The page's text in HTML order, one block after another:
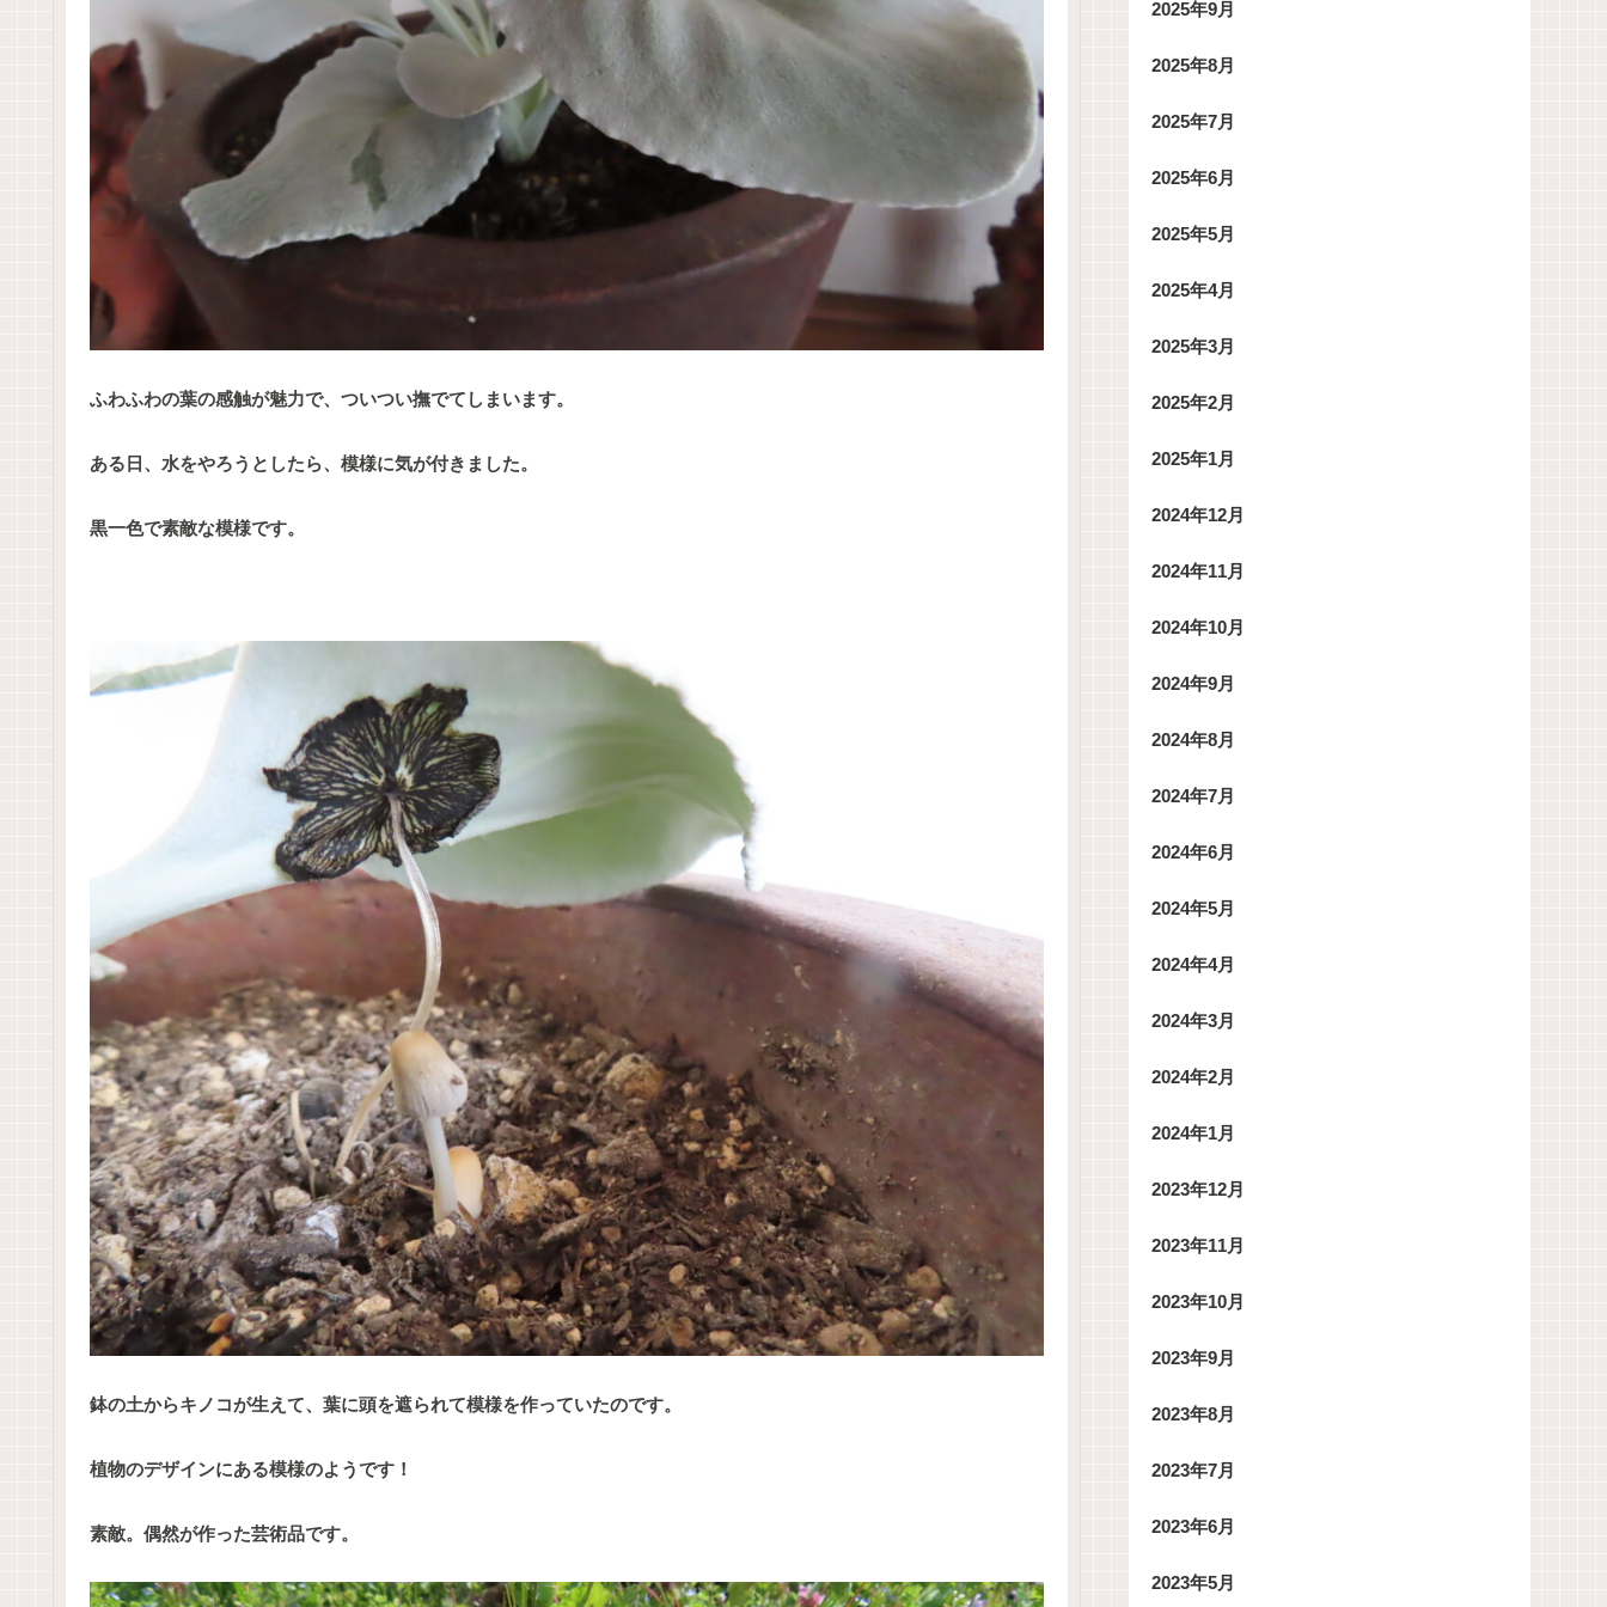
ふわふわの葉の感触が魅力で、ついつい撫でてしまいます。
ある日、水をやろうとしたら、模様に気が付きました。
黒一色で素敵な模様です。
鉢の土からキノコが生えて、葉に頭を遮られて模様を作っていたのです。
植物のデザインにある模様のようです！
素敵。偶然が作った芸術品です。
2025年9月
2025年8月
2025年7月
2025年6月
2025年5月
2025年4月
2025年3月
2025年2月
2025年1月
2024年12月
2024年11月
2024年10月
2024年9月
2024年8月
2024年7月
2024年6月
2024年5月
2024年4月
2024年3月
2024年2月
2024年1月
2023年12月
2023年11月
2023年10月
2023年9月
2023年8月
2023年7月
2023年6月
2023年5月